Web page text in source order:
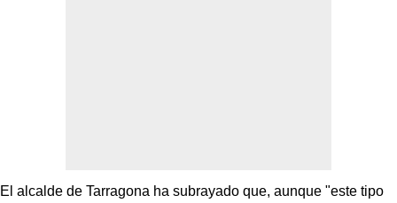
El alcalde de Tarragona ha subrayado que, aunque "este tipo